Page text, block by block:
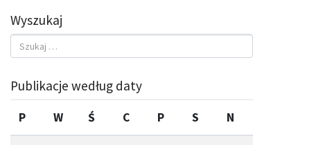
Wyszukaj
Publikacje według daty
P W Ś C P S N